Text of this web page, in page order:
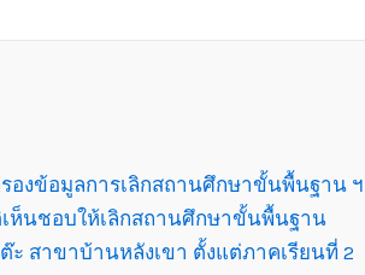
องข้อมูลการเลิกสถานศึกษาขั้นพื้นฐาน ฯ
เห็นชอบให้เลิกสถานศึกษาขั้นพื้นฐาน
ะ สาขาบ้านหลังเขา ตั้งแต่ภาคเรียนที่ 2